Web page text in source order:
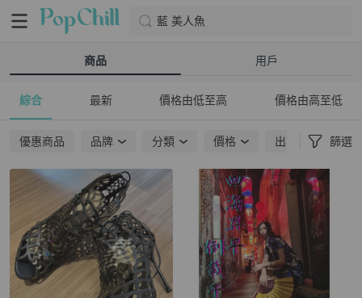
藍 美人魚
商品 用戶
綜合 最新 價格由低至高 價格由高至低
優惠商品 品牌 分類 價格 出貨地點 篩選